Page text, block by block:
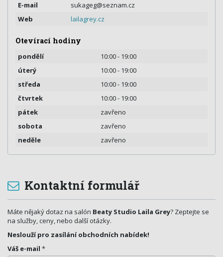
E-mail
sukageg@seznam.cz
Web
lailagrey.cz
Otevírací hodiny
pondělí
10:00 - 19:00
úterý
10:00 - 19:00
středa
10:00 - 19:00
čtvrtek
10:00 - 19:00
pátek
zavřeno
sobota
zavřeno
neděle
zavřeno
Kontaktní formulář
Máte nějaký dotaz na salón Beaty Studio Laila Grey? Zeptejte se
na služby, ceny, nebo další otázky.
Neslouží pro zasílání obchodních nabídek!
Váš e-mail *